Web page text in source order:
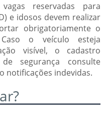
reservadas para
e idosos devem realizar
obrigatoriamente o
o veículo esteja
visível, o cadastro
segurança consulte
notificações indevidas.